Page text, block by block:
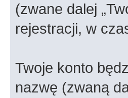
(zwane dalej
rejestracji, w
Twoje konto
nazwę (zwaną